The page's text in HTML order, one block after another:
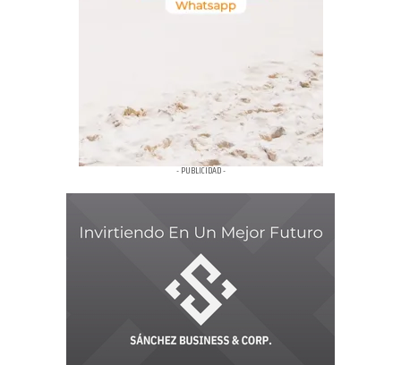
- PUBLICIDAD -